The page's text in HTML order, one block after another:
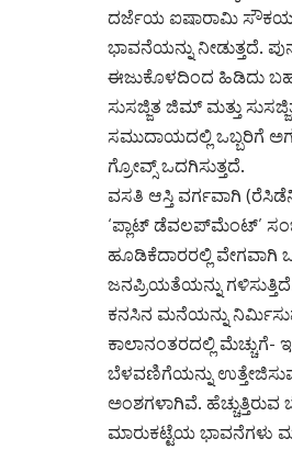
ದರ್ಜೆಯ ಐಷಾರಾಮಿ
ಭಾವನೆಯನ್ನು ನೀಡುತ್ತದೆ.
ಈಜುಕೊಳದಿಂದ ಹಿಡಿದು
ಸುಸಜ್ಜಿತ ಜಿಮ್ ಮತ್ತು
ಸಮುದಾಯದಲ್ಲಿ ಒಬ್ಬರಿಗೆ
ಗ್ರೋವ್ಸ್ ಒದಗಿಸುತ್ತದೆ.
ವಸತಿ ಆಸ್ತಿ ವರ್ಗವಾಗಿ
‘ಪ್ಲಾಟ್ ಡೆವಲಪ್​ಮೆಂಟ್’
ಹೂಡಿಕೆದಾರರಲ್ಲಿ ವೇಗವಾಗಿ
ಜನಪ್ರಿಯತೆಯನ್ನು
ಕನಸಿನ ಮನೆಯನ್ನು
ಕಾಲಾನಂತರದಲ್ಲಿ ಮೆಚ್ಚುಗೆ-
ಬೆಳವಣಿಗೆಯನ್ನು
ಅಂಶಗಳಾಗಿವೆ.
ಮಾರುಕಟ್ಟೆಯ ಭಾವನೆಗಳು